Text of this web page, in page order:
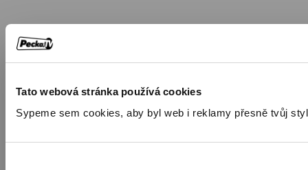
Tato webová stránka používá cookies
Sypeme sem cookies, aby byl web i reklamy přesně tvůj